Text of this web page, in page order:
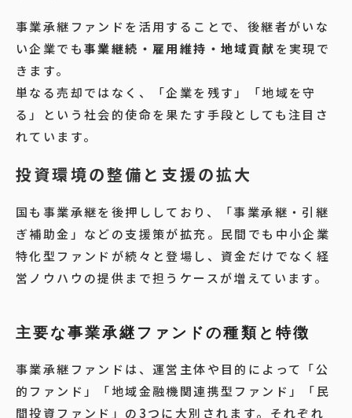
事業承継ファンドを活用することで、後継者がいな
い企業でも事業継続・雇用維持・地域貢献を実現で
きます。
単なる売却ではなく、「企業を残す」「地域を守
る」という社会的使命を果たす手段としても注目さ
れています。
投資環境の整備と支援の拡大
国も事業承継を後押ししており、「事業承継・引継
ぎ補助金」などの支援策が拡充。民間でも中小企業
特化型ファンドが続々と登場し、資金だけでなく経
営ノウハウの提供まで担うケースが増えています。
主要な事業承継ファンドの種類と特徴
事業承継ファンドは、運営主体や目的によって「公
的ファンド」「地域金融機関連携型ファンド」「民
間投資ファンド」の3つに大別されます。それぞれ